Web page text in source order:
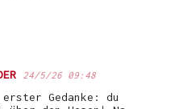
24/5/26 09:48
Gedanke: du